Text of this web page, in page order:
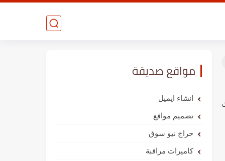
مواقع صديقة
انشاء ايميل
تصميم مواقع
حراج نيو سوق
كاميرات مراقبة